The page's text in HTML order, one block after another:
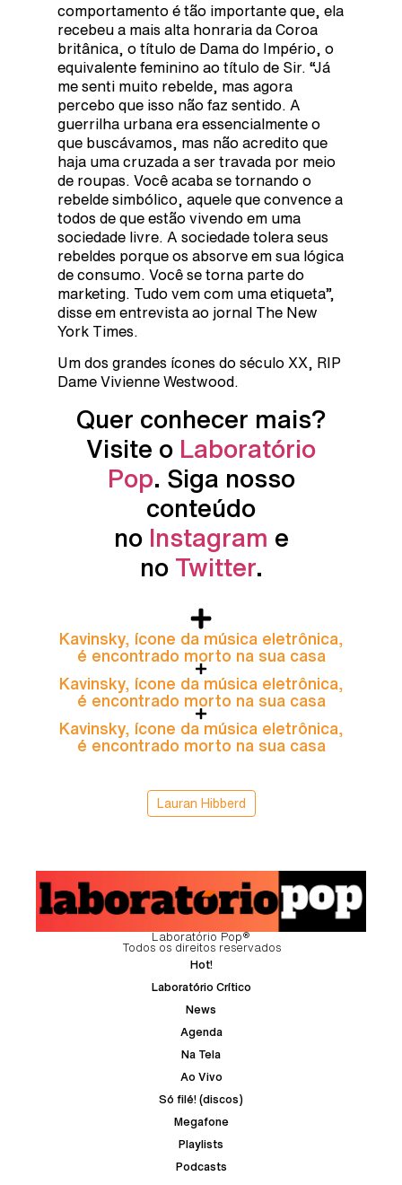
comportamento é tão importante que, ela
recebeu a mais alta honraria da Coroa
britânica, o título de Dama do Império, o
equivalente feminino ao título de Sir. “Já
me senti muito rebelde, mas agora
percebo que isso não faz sentido. A
guerrilha urbana era essencialmente o
que buscávamos, mas não acredito que
haja uma cruzada a ser travada por meio
de roupas. Você acaba se tornando o
rebelde simbólico, aquele que convence a
todos de que estão vivendo em uma
sociedade livre. A sociedade tolera seus
rebeldes porque os absorve em sua lógica
de consumo. Você se torna parte do
marketing. Tudo vem com uma etiqueta”,
disse em entrevista ao jornal The New
York Times.
Um dos grandes ícones do século XX, RIP
Dame Vivienne Westwood.
Quer conhecer mais?
Visite o Laboratório
Pop. Siga nosso
conteúdo
no Instagram e
no Twitter.
Kavinsky, ícone da música eletrônica,
é encontrado morto na sua casa
Kavinsky, ícone da música eletrônica,
é encontrado morto na sua casa
Kavinsky, ícone da música eletrônica,
é encontrado morto na sua casa
Lauran Hibberd
Laboratório Pop®
Todos os direitos reservados
Hot!
Laboratório Crítico
News
Agenda
Na Tela
Ao Vivo
Só filé! (discos)
Megafone
Playlists
Podcasts